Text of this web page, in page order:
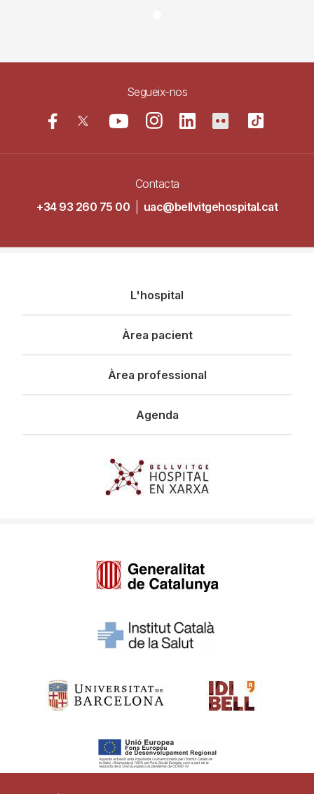
Segueix-nos
Contacta
+34 93 260 75 00
uac@bellvitgehospital.cat
principal
L'hospital
Àrea pacient
Àrea professional
Agenda